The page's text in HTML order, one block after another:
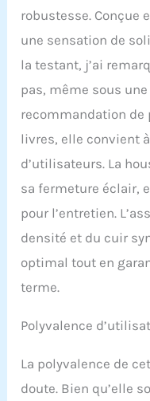
robustesse. Conçue
une sensation de
la testant, j’ai
pas, même sous
recommandation
livres, elle convient
d’utilisateurs. La
sa fermeture éclair,
pour l’entretien.
densité et du cuir
optimal tout en
terme.
Polyvalence
La polyvalence de
doute. Bien qu’elle